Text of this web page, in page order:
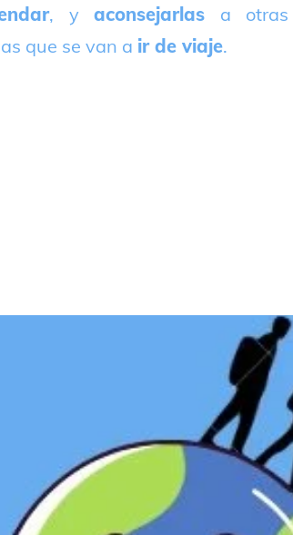
, y aconsejarlas a otras
que se van a ir de viaje.